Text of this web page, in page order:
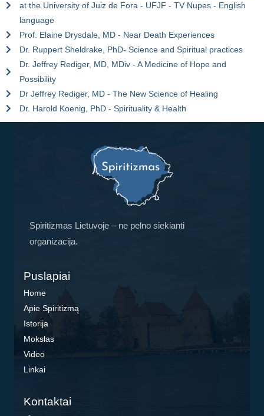
at the University of Juiz de Fora - UFJF - TV Nupes - English
language
Prof. Elaine Drysdale, MD - Near Death Experiences
Dr. Ruppert Sheldrake, PhD- Science and Spiritual practices
Dr. Jeffrey Rediger, MD, MDiv - A Medicine of Hope and
Possibility
Dr Jeffrey Rediger, MD - The New Science of Healing
Dr. Harold Koenig, PhD - Spirituality & Health
Spiritizmas Lietuvoje – ne pelno siekianti
organizacija.
Puslapiai
Home
Apie Spiritizmą
Istorija
Mokslas
Video
Linkai
Kontaktai